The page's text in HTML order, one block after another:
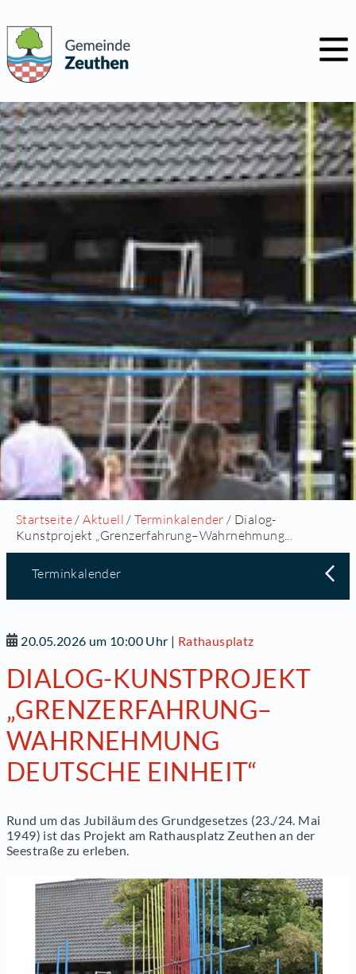
Startseite /Aktuell /Terminkalender / Dialog-
Kunstprojekt „Grenzerfahrung–Wahrnehmung...
Terminkalender
20.05.2026 um 10:00 Uhr | Rathausplatz
DIALOG-KUNSTPROJEKT
„GRENZERFAHRUNG–
WAHRNEHMUNG
DEUTSCHE EINHEIT“
Rund um das Jubiläum des Grundgesetzes (23./24. Mai
1949) ist das Projekt am Rathausplatz Zeuthen an der
Seestraße zu erleben.